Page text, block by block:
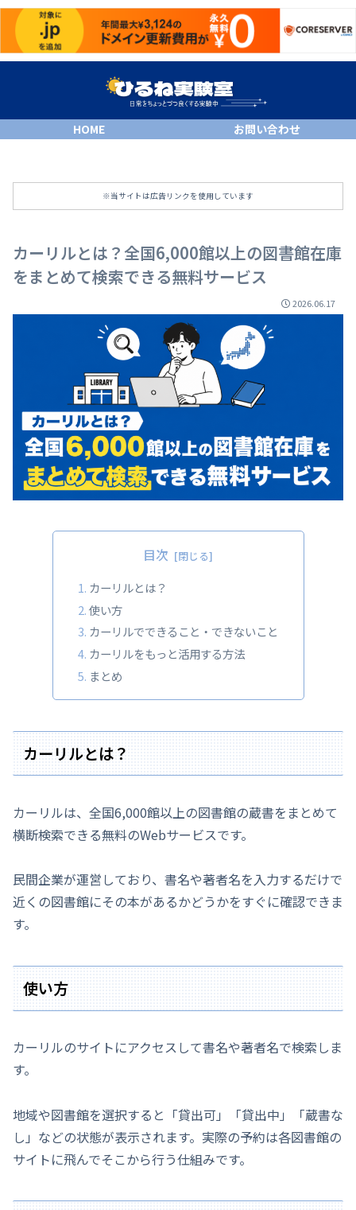
HOME お問い合わせ
※当サイトは広告リンクを使用しています
カーリルとは？全国6,000館以上の図書館在庫
をまとめて検索できる無料サービス
2026.06.17
目次
カーリルとは？
使い方
カーリルでできること・できないこと
カーリルをもっと活用する方法
まとめ
カーリルとは？
カーリルは、全国6,000館以上の図書館の蔵書をまとめて
横断検索できる無料のWebサービスです。
民間企業が運営しており、書名や著者名を入力するだけで
近くの図書館にその本があるかどうかをすぐに確認できま
す。
使い方
カーリルのサイトにアクセスして書名や著者名で検索しま
す。
地域や図書館を選択すると「貸出可」「貸出中」「蔵書な
し」などの状態が表示されます。実際の予約は各図書館の
サイトに飛んでそこから行う仕組みです。